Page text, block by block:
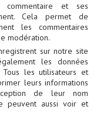
et ses
Cela permet de
les commentaires
modération.
sur notre site
les données
les utilisateurs et
leurs informations
de leur nom
peuvent aussi voir et